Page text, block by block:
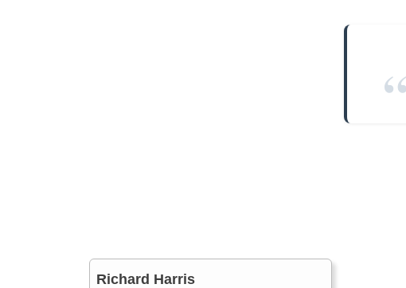
Richard Harris